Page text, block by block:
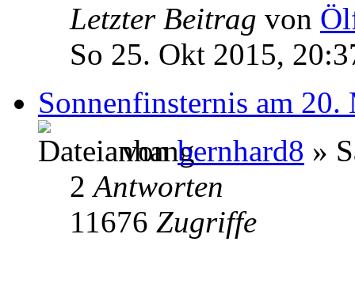
Letzter Beitrag von
So 25. Okt 2015,
Sonnenfinsternis am 20.
vonbernhard8 »
2Antworten
11676 Zugriffe